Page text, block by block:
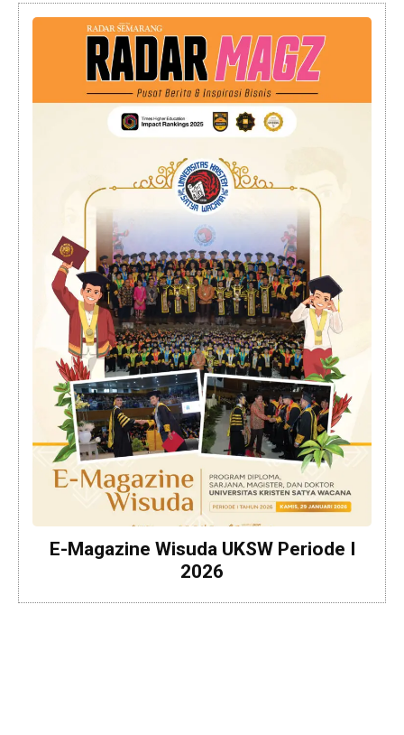
E-Magazine Wisuda UKSW Periode I
2026